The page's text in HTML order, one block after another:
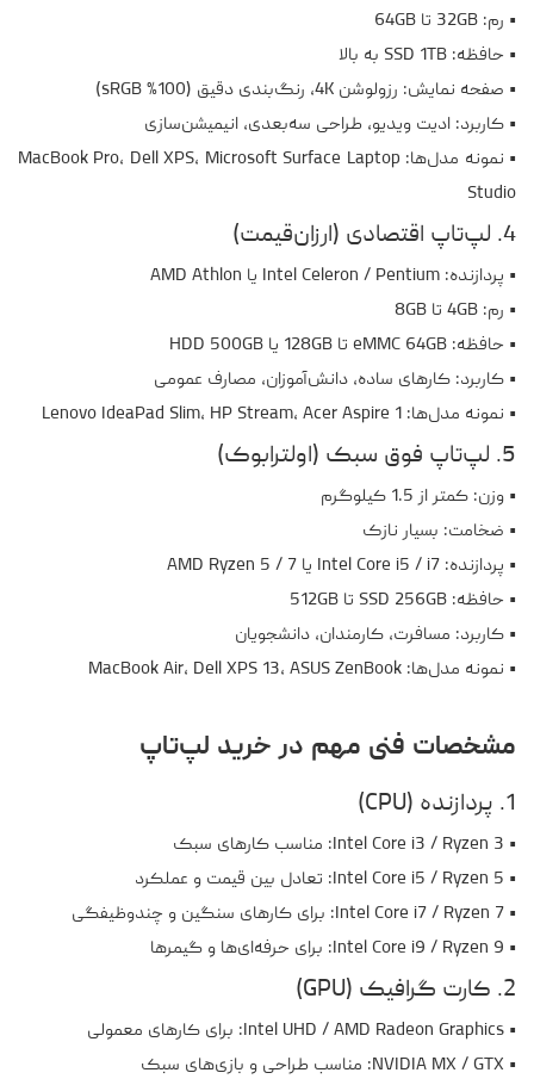
• رم: 32GB تا 64GB
• حافظه: SSD 1TB به بالا
• صفحه نمایش: رزولوشن 4K، رنگ‌بندی دقیق (100% sRGB)
• کاربرد: ادیت ویدیو، طراحی سه‌بعدی، انیمیشن‌سازی
• نمونه مدل‌ها: MacBook Pro، Dell XPS، Microsoft Surface Laptop
Studio
4. لپ‌تاپ اقتصادی (ارزان‌قیمت)
• پردازنده: Intel Celeron / Pentium یا AMD Athlon
• رم: 4GB تا 8GB
• حافظه: eMMC 64GB تا 128GB یا HDD 500GB
• کاربرد: کارهای ساده، دانش‌آموزان، مصارف عمومی
• نمونه مدل‌ها: Lenovo IdeaPad Slim، HP Stream، Acer Aspire 1
5. لپ‌تاپ فوق سبک (اولترابوک)
• وزن: کمتر از 1.5 کیلوگرم
• ضخامت: بسیار نازک
• پردازنده: Intel Core i5 / i7 یا AMD Ryzen 5 / 7
• حافظه: SSD 256GB تا 512GB
• کاربرد: مسافرت، کارمندان، دانشجویان
• نمونه مدل‌ها: MacBook Air، Dell XPS 13، ASUS ZenBook
مشخصات فنی مهم در خرید لپ‌تاپ
1. پردازنده (CPU)
• Intel Core i3 / Ryzen 3: مناسب کارهای سبک
• Intel Core i5 / Ryzen 5: تعادل بین قیمت و عملکرد
• Intel Core i7 / Ryzen 7: برای کارهای سنگین و چندوظیفگی
• Intel Core i9 / Ryzen 9: برای حرفه‌ای‌ها و گیمرها
2. کارت گرافیک (GPU)
• Intel UHD / AMD Radeon Graphics: برای کارهای معمولی
• NVIDIA MX / GTX: مناسب طراحی و بازی‌های سبک